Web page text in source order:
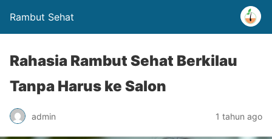
Rambut Sehat
Rahasia Rambut Sehat Berkilau
Tanpa Harus ke Salon
admin 1 tahun ago